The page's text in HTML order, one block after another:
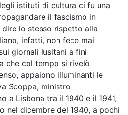
istituti di cultura ci fu una
il fascismo in
lo stesso rispetto alla
infatti, non fece mai
giornali lusitani a fini
che col tempo si rivelò
appaiono illuminanti le
Scoppa, ministro
a Lisbona tra il 1940 e il 1941,
nel dicembre del 1940, a pochi